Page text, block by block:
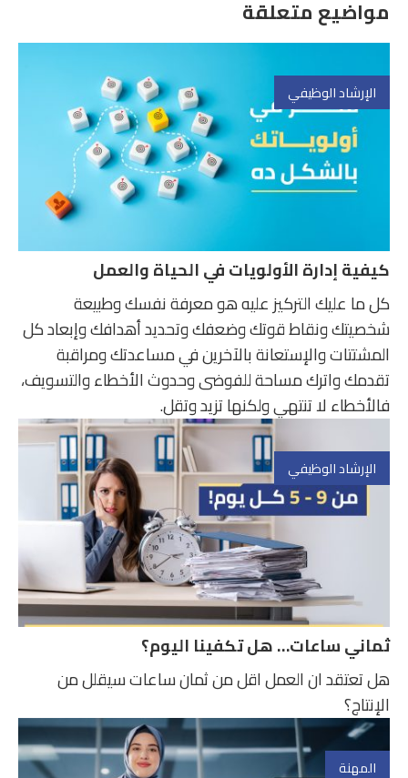
مواضيع متعلقة
الإرشاد الوظيفي
كيفية إدارة الأولويات في الحياة والعمل
كل ما عليك التركيز عليه هو معرفة نفسك وطبيعة
شخصيتك ونقاط قوتك وضعفك وتحديد أهدافك وإبعاد كل
المشتتات والإستعانة بالآخرين في مساعدتك ومراقبة
تقدمك واترك مساحة للفوضى وحدوث الأخطاء والتسويف،
فالأخطاء لا تنتهي ولكنها تزيد وتقل.
الإرشاد الوظيفي
ثماني ساعات… هل تكفينا اليوم؟
هل تعتقد ان العمل اقل من ثمان ساعات سيقلل من
الإنتاج؟
المهنة